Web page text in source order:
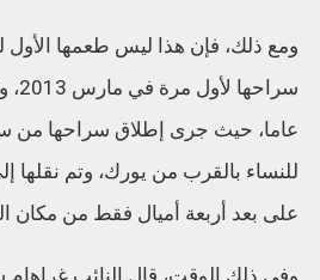
ومع ذلك، فإن هذا ليس طعمها الأول
عاما، حيث جرى إطلاق سراحها من
للنساء بالقرب من يورك، وتم
على بعد أربعة أميال فقط من مكان